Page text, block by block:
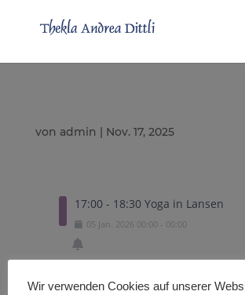
von admin | Nov. 17, 2025
17:00 - 18:30 Yoga in Lansen
05 Jan. 2026 00:00 - 00:00
Wir verwenden Cookies auf unserer